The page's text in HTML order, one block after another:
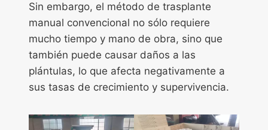
Sin embargo, el método de trasplante
manual convencional no sólo requiere
mucho tiempo y mano de obra, sino que
también puede causar daños a las
plántulas, lo que afecta negativamente a
sus tasas de crecimiento y supervivencia.